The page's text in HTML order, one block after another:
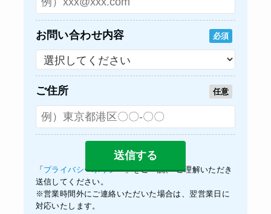
お問い合わせ内容 必須
ご住所 任意
「 プライバシーポリシー」をご一読、 ご理解いただき
送信してください。
※営業時間外にご連絡いただいた場合は、翌営業日に
対応いたします。